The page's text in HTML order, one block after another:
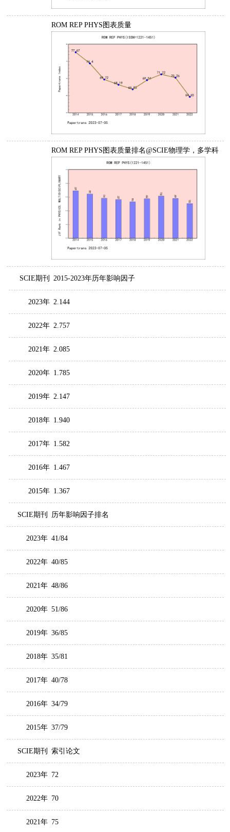
ROM REP PHYS图表质量
ROM REP PHYS图表质量排名@SCIE物理学，多学科
SCIE期刊 2015-2023年历年影响因子
2023年 2.144
2022年 2.757
2021年 2.085
2020年 1.785
2019年 2.147
2018年 1.940
2017年 1.582
2016年 1.467
2015年 1.367
SCIE期刊 历年影响因子排名
2023年 41/84
2022年 40/85
2021年 48/86
2020年 51/86
2019年 36/85
2018年 35/81
2017年 40/78
2016年 34/79
2015年 37/79
SCIE期刊 索引论文
2023年 72
2022年 70
2021年 75